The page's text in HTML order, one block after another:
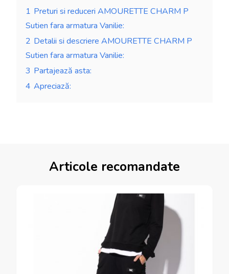
1 Preturi si reduceri AMOURETTE CHARM P
Sutien fara armatura Vanilie:
2 Detalii si descriere AMOURETTE CHARM P
Sutien fara armatura Vanilie:
3 Partajează asta:
4 Apreciază:
Articole recomandate